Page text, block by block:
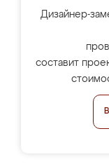
Дизайнер-
составит